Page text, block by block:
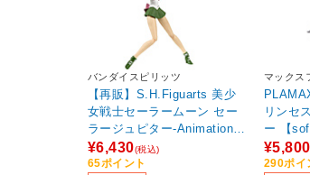
バンダイスピリッツ
【再販】S.H.Figuarts 美少
女戦士セーラームーン セー
ラージュピター-Animation
Color Edition- 【sof001】
¥6,430(税込)
65ポイント
マックス
リンセ
ー 【
¥5,800
290ポイ